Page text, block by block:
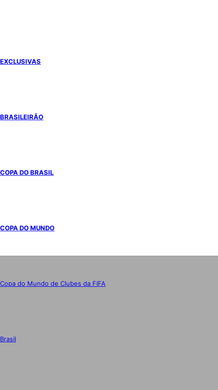
EXCLUSIVAS
BRASILEIRÃO
COPA DO BRASIL
COPA DO MUNDO
Copa do Mundo de Clubes da FIFA
Brasil